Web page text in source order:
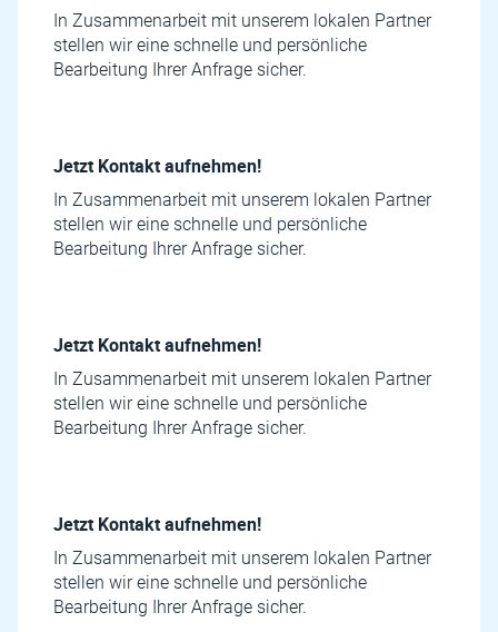
In Zusammenarbeit mit unserem lokalen Partner
stellen wir eine schnelle und persönliche
Bearbeitung Ihrer Anfrage sicher.
Jetzt Kontakt aufnehmen!
In Zusammenarbeit mit unserem lokalen Partner
stellen wir eine schnelle und persönliche
Bearbeitung Ihrer Anfrage sicher.
Jetzt Kontakt aufnehmen!
In Zusammenarbeit mit unserem lokalen Partner
stellen wir eine schnelle und persönliche
Bearbeitung Ihrer Anfrage sicher.
Jetzt Kontakt aufnehmen!
In Zusammenarbeit mit unserem lokalen Partner
stellen wir eine schnelle und persönliche
Bearbeitung Ihrer Anfrage sicher.